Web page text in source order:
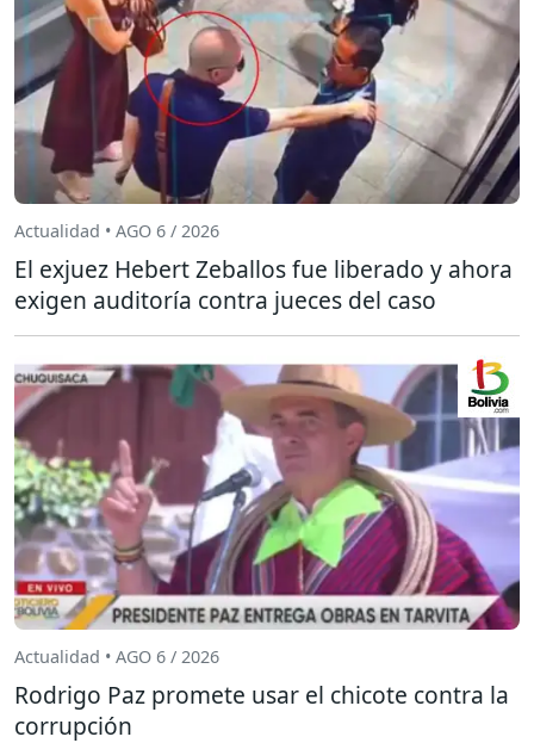
Actualidad • AGO 6 / 2026
El exjuez Hebert Zeballos fue liberado y ahora
exigen auditoría contra jueces del caso
Actualidad • AGO 6 / 2026
Rodrigo Paz promete usar el chicote contra la
corrupción